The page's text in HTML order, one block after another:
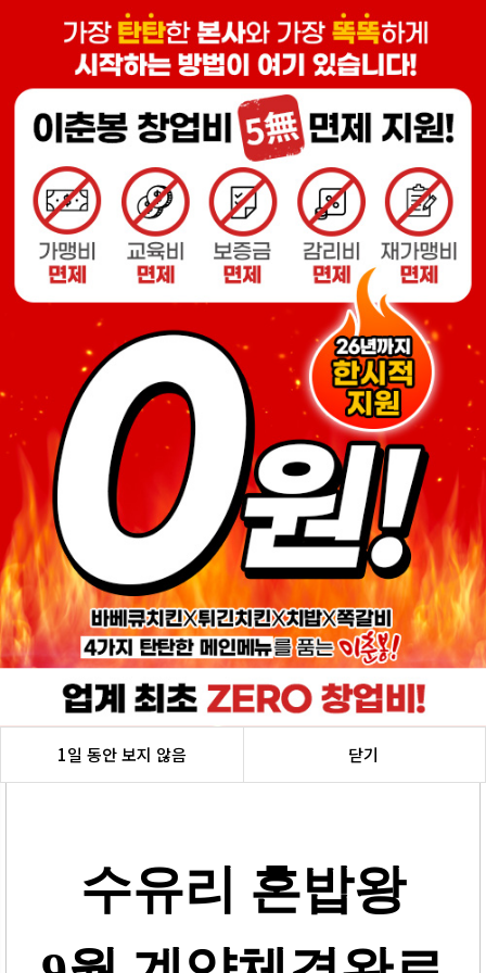
1일 동안 보지 않음 닫기
수유리혼밥왕
수유리 혼밥왕 9월 계약체결완료 10.05 536
수유리 혼밥왕